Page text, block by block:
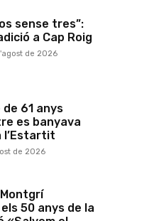
sense tres”:
a Cap Roig
de 2026
de 61 anys
es banyava
l’Estartit
de 2026
50 anys de la